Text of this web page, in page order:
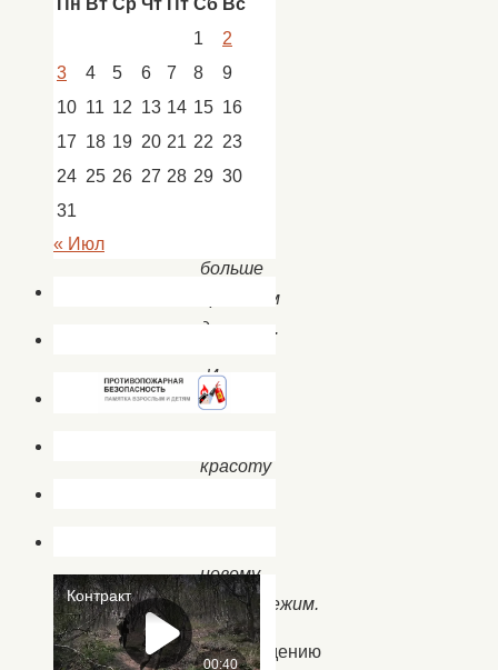
Чем
дальше
в
больше
прошлым
дорожим.
И
в
красоту
новому
принадлежим.
Возрождению
Пн Вт Ср Чт Пт Сб Вс
1
2
3
4 5 6 7 8
9
10 11 12 13 14 15 16
17 18 19 20 21 22 23
24 25 26 27 28 29 30
31
« Июл